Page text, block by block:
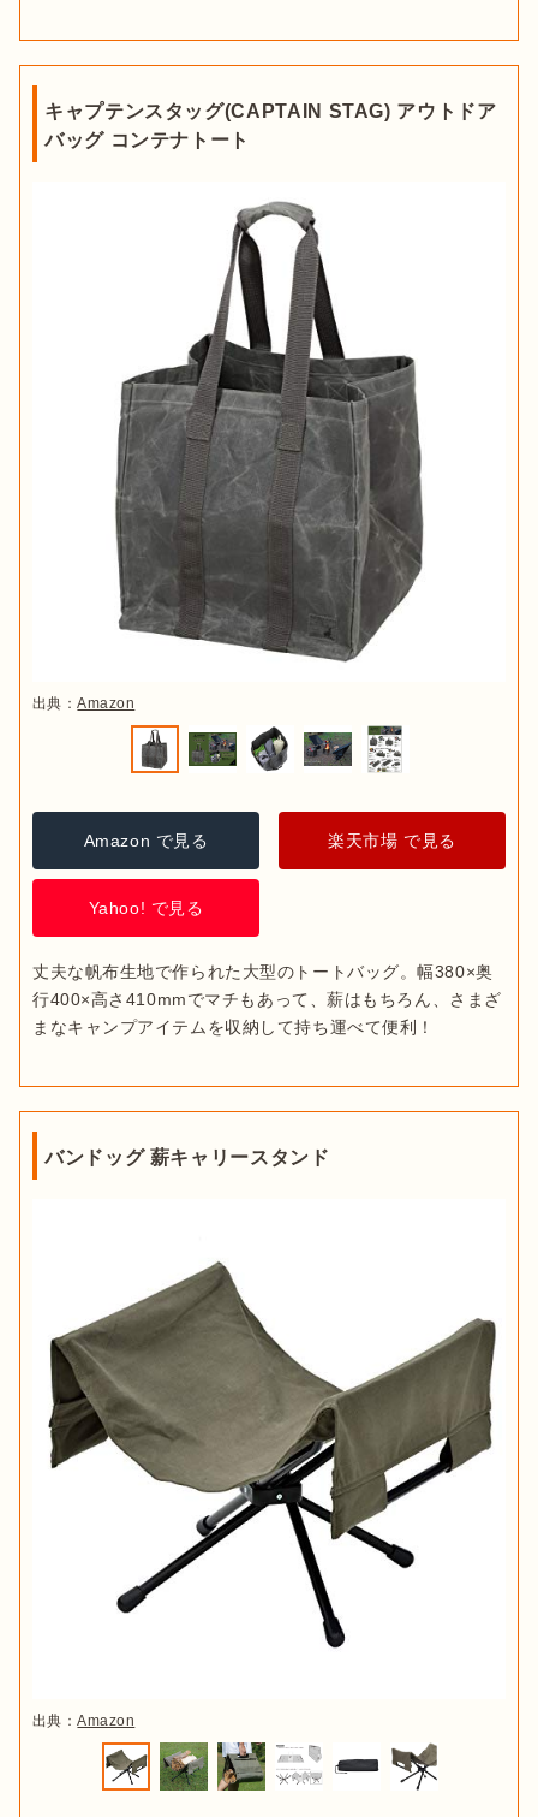
キャプテンスタッグ(CAPTAIN STAG) アウトドア
バッグ コンテナトート
出典：Amazon
Amazon で見る 楽天市場 で見る
Yahoo! で見る
丈夫な帆布生地で作られた大型のトートバッグ。幅380×奥
行400×高さ410mmでマチもあって、薪はもちろん、さまざ
まなキャンプアイテムを収納して持ち運べて便利！
バンドッグ 薪キャリースタンド
出典：Amazon